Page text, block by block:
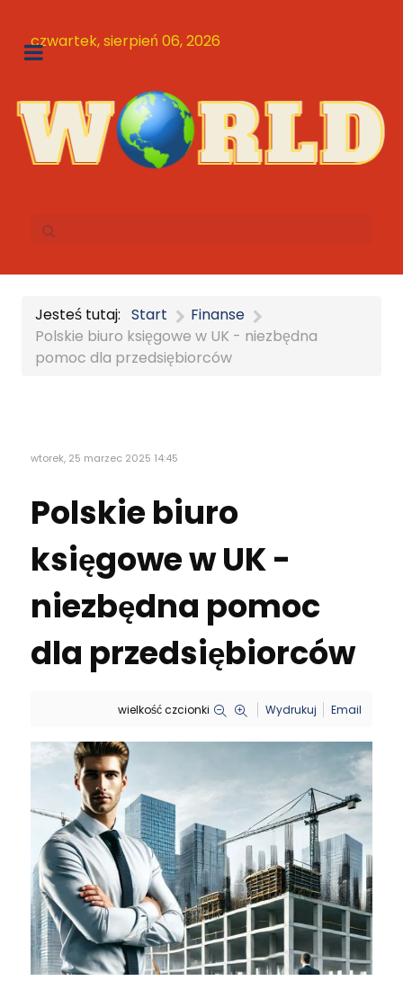
czwartek, sierpień 06, 2026
Jesteś tutaj: Start
Finanse
Polskie biuro księgowe w UK - niezbędna
pomoc dla przedsiębiorców
wtorek, 25 marzec 2025 14:45
Polskie biuro
księgowe w UK -
niezbędna pomoc
dla przedsiębiorców
wielkość czcionki Wydrukuj Email